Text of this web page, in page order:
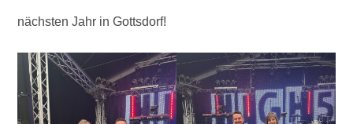
nächsten Jahr in Gottsdorf!